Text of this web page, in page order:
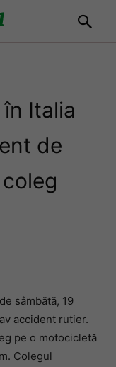
Italia
de
sâmbătă, 19
accident rutier.
pe o motocicletă
Colegul